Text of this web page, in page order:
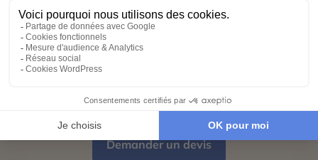
04 Partez l’esprit léger
Votre carnet de voyage personnalisé
contient les informations essentielles.
Sur place, notre conciergerie reste
Demander un devis